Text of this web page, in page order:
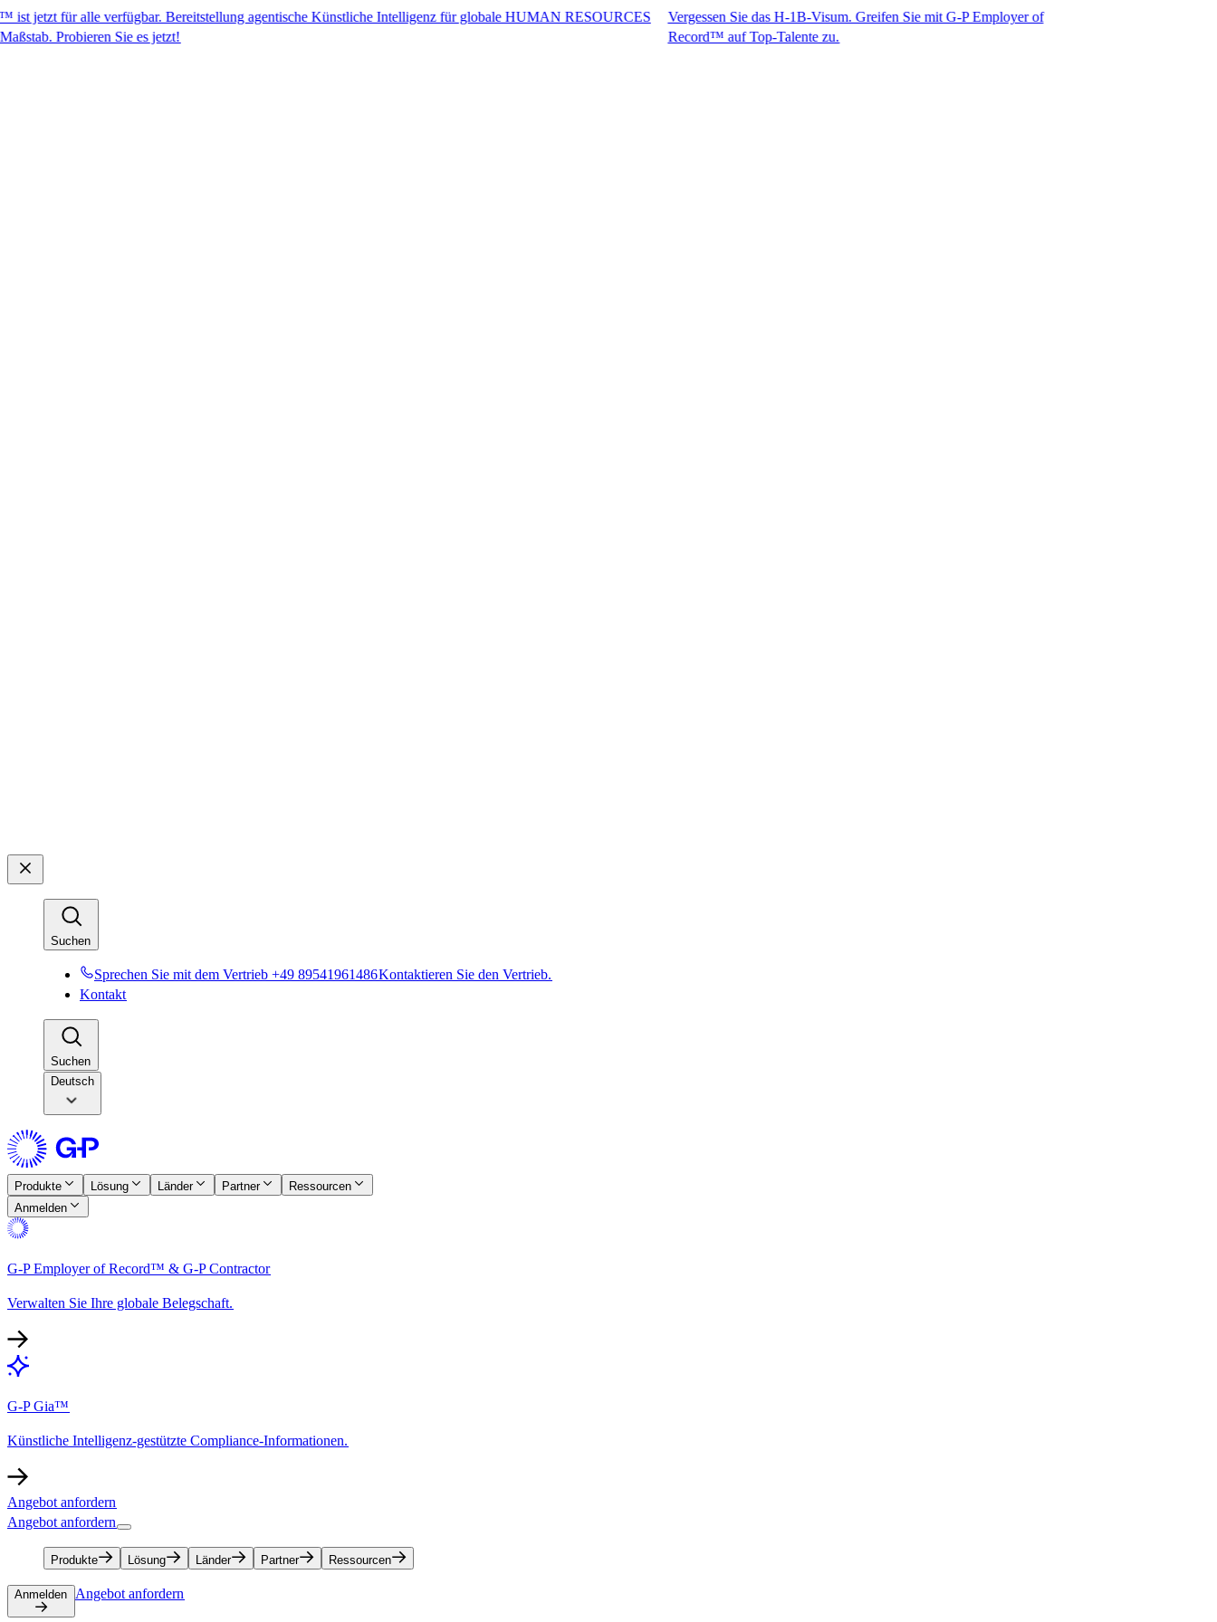
verfügbar. Bereitstellung agentische Künstliche Intelligenz für globale HUMAN RESOURCES
Sie es jetzt!​​
Vergessen Sie das H-1B-Visum. Greifen Sie mit G-P Employer of
Record™ auf Top-Talente zu.​​
Suchen​​
Sprechen Sie mit dem Vertrieb +49 89541961486​​Kontaktieren Sie den Vertrieb.​​
Kontakt​​
Suchen​​
Deutsch
Produkte​​ Lösung​​ Länder​​ Partner​​
Ressourcen​​
Anmelden​​
G-P Employer of Record™ & G-P Contractor​​
Verwalten Sie Ihre globale Belegschaft.​​
G-P Gia™​​
Künstliche Intelligenz-gestützte Compliance-Informationen.​​
Angebot anfordern​​
Angebot anfordern​​
Produkte​​ Lösung​​ Länder​​ Partner​​ Ressourcen​​
Anmelden​​ Angebot anfordern​​